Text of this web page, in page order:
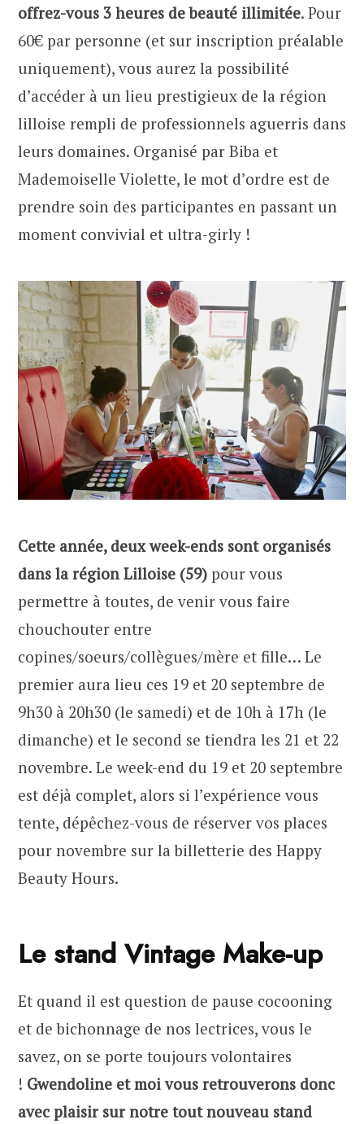
offrez-vous 3 heures de beauté illimitée. Pour
60€ par personne (et sur inscription préalable
uniquement), vous aurez la possibilité
d’accéder à un lieu prestigieux de la région
lilloise rempli de professionnels aguerris dans
leurs domaines. Organisé par Biba et
Mademoiselle Violette, le mot d’ordre est de
prendre soin des participantes en passant un
moment convivial et ultra-girly !
Cette année, deux week-ends sont organisés
dans la région Lilloise (59) pour vous
permettre à toutes, de venir vous faire
chouchouter entre
copines/soeurs/collègues/mère et fille… Le
premier aura lieu ces 19 et 20 septembre de
9h30 à 20h30 (le samedi) et de 10h à 17h (le
dimanche) et le second se tiendra les 21 et 22
novembre. Le week-end du 19 et 20 septembre
est déjà complet, alors si l’expérience vous
tente, dépêchez-vous de réserver vos places
pour novembre sur la billetterie des Happy
Beauty Hours.
Le stand Vintage Make-up
Et quand il est question de pause cocooning
et de bichonnage de nos lectrices, vous le
savez, on se porte toujours volontaires
! Gwendoline et moi vous retrouverons donc
avec plaisir sur notre tout nouveau stand